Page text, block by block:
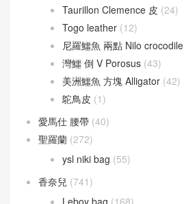
Taurillon Clemence 皮 (24)
Togo leather (12)
尼羅鱷魚 兩點 Nilo crocodile
灣鱷 倒 V Porosus (43)
美洲鱷魚 方塊 Alligator (42)
鴕鳥皮 (1)
愛馬仕 腰帶 (40)
聖羅蘭 (272)
ysl niki bag (55)
香奈兒 (741)